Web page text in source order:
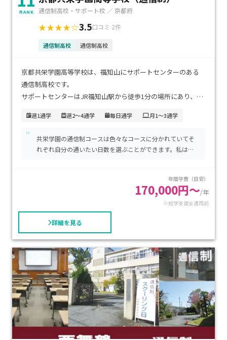
RANK 通信制高校・サポート校 ／ 京都府
★★★★☆3.5口コミ 2件
通信制高校 通信制高校
京都共栄学園高等学校は、福知山にサポートセンターのある
通信制高校です。
サポートセンターはJR福知山駅から徒歩1分の場所にあり、通
レポート学習・スクーリング・単位認定試験により単位修得
を目指します。
東京大学・京都大学の受験サポート経験がある全日制の教員
が指導するので、クオリティの高い指導が受けられます。
また、指定校推薦もあり、ハローワークと連携した就職指導も
行われています。
通学日数は週1日～5日まで自身で設定できます。
「自由度が高い」「たくさんのいい思い出ができた」といっ
た卒業生の声があります。
週1通学 週2～4通学 毎日通学 月1～3通学
"
共栄学園の通信制コースは色々なコースに分かれていてそ
れぞれ自分の通いたい日数を選ぶことができます。私は週
年間学費（目安）
170,000円～/年
※就学支援金適用前
詳細を見る